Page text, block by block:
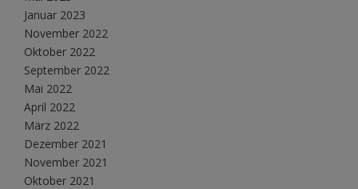
Januar 2023
November 2022
Oktober 2022
September 2022
Mai 2022
April 2022
März 2022
Dezember 2021
November 2021
Oktober 2021